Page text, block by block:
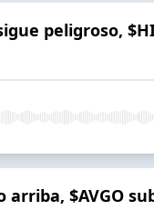
peligroso,
$AVGO